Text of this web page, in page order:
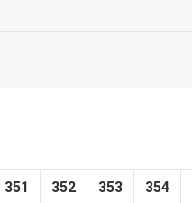
351 352 353 354